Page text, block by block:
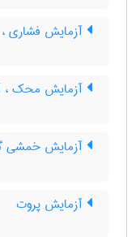
آزمایش فشاری
آزمایش محک ،
آزمایش خمشی
آزمایش پروت